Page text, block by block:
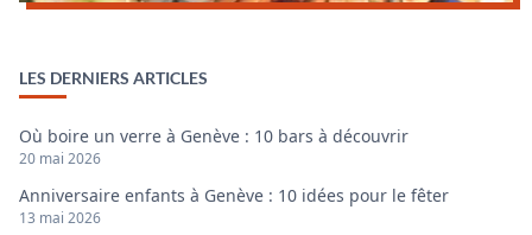
LES DERNIERS ARTICLES
Où boire un verre à Genève : 10 bars à découvrir
20 mai 2026
Anniversaire enfants à Genève : 10 idées pour le fêter
13 mai 2026